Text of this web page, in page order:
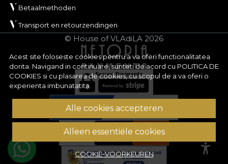
Acest site foloseste cookies pentru a va oferi functionalitatea
dorita. Navigand in continuare, sunteti de acord cu POLITICA DE
COOKIES si cu plasarea de cookies, cu scopul de a va oferi o
experienta imbunatatita.
Alle cookies accepteren
Alleen essentiële cookies
COOKIE-VOORKEUREN
Betaalmethoden
Transport en retourzendingen
© House of VLAdiLA 2026